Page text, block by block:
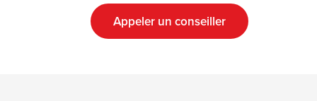
Appeler un conseiller